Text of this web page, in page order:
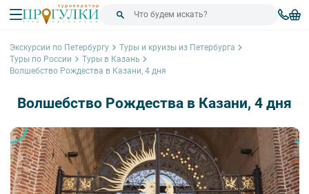
Экскурсии по Петербургу
Туры и круизы из Петербурга
Туры по России
Туры в Казань
Волшебство Рождества в Казани, 4 дня
Волшебство Рождества в Казани, 4 дня